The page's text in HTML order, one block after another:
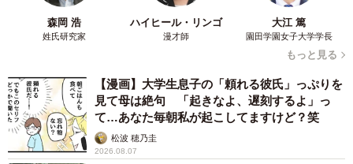
森岡 浩
姓氏研究家
ハイヒール・リンゴ
漫才師
大江 篤
園田学園女子大学学長
もっと見る
【漫画】大学生息子の「頼れる彼氏」っぷりを
見て母は絶句 「起きなよ、遅刻するよ」っ
て…あなた毎朝私が起こしてますけど？笑
松波 穂乃圭
2026.08.07